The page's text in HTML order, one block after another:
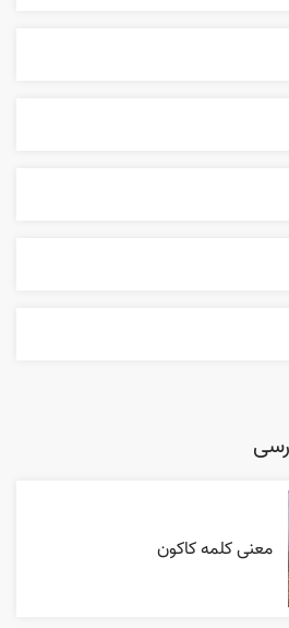
معنی کلمه کاکون